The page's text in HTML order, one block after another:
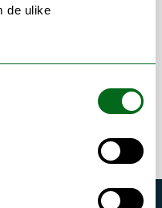
de ulike
du meg